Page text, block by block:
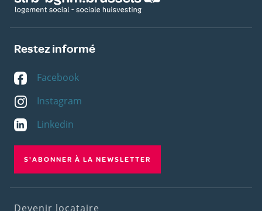
Restez informé
Facebook
Instagram
Linkedin
S'ABONNER À LA NEWSLETTER
Devenir locataire